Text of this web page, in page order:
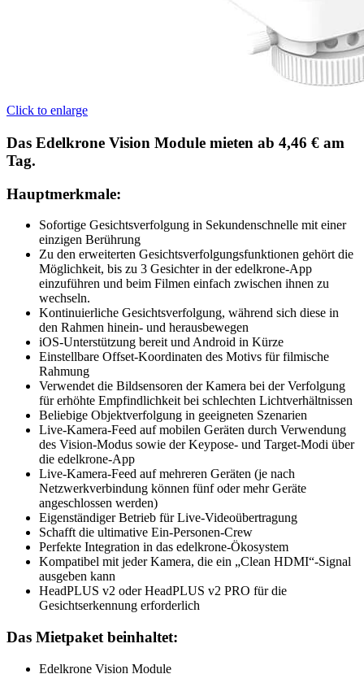
Click to enlarge
Das Edelkrone Vision Module mieten ab 4,46 € am
Tag.
Hauptmerkmale:
Sofortige Gesichtsverfolgung in Sekundenschnelle mit einer
einzigen Berührung
Zu den erweiterten Gesichtsverfolgungsfunktionen gehört die
Möglichkeit, bis zu 3 Gesichter in der edelkrone-App
einzuführen und beim Filmen einfach zwischen ihnen zu
wechseln.
Kontinuierliche Gesichtsverfolgung, während sich diese in
den Rahmen hinein- und herausbewegen
iOS-Unterstützung bereit und Android in Kürze
Einstellbare Offset-Koordinaten des Motivs für filmische
Rahmung
Verwendet die Bildsensoren der Kamera bei der Verfolgung
für erhöhte Empfindlichkeit bei schlechten Lichtverhältnissen
Beliebige Objektverfolgung in geeigneten Szenarien
Live-Kamera-Feed auf mobilen Geräten durch Verwendung
des Vision-Modus sowie der Keypose- und Target-Modi über
die edelkrone-App
Live-Kamera-Feed auf mehreren Geräten (je nach
Netzwerkverbindung können fünf oder mehr Geräte
angeschlossen werden)
Eigenständiger Betrieb für Live-Videoübertragung
Schafft die ultimative Ein-Personen-Crew
Perfekte Integration in das edelkrone-Ökosystem
Kompatibel mit jeder Kamera, die ein „Clean HDMI“-Signal
ausgeben kann
HeadPLUS v2 oder HeadPLUS v2 PRO für die
Gesichtserkennung erforderlich
Das Mietpaket beinhaltet:
Edelkrone Vision Module